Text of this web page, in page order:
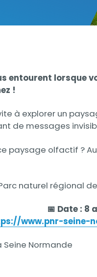
lorsque
!
à explorer un
de messages
paysage olfactif ?
naturel régional
📅 Date : 8
www.pnr-seine-
Normande